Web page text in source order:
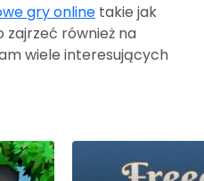
gry online takie jak
zajrzeć również na
wiele interesujących